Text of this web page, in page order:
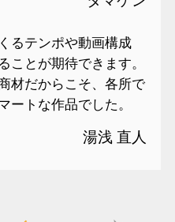
るテンポや動画構成
ことが期待できます。
材だからこそ、各所で
ートな作品でした。
湯浅 直人